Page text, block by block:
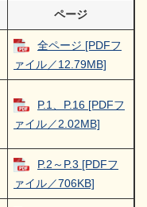
ページ
全ページ [PDFフ
ァイル／12.79MB]
P.1、P.16 [PDFフ
ァイル／2.02MB]
P.2～P.3 [PDFフ
ァイル／706KB]